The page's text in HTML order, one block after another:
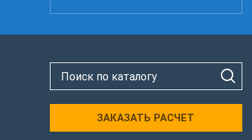
ЗАКАЗАТЬ РАСЧЕТ